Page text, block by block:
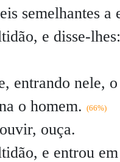
semelhantes a
e disse-lhes:
entrando nele,
o homem.
(66%)
ouça.
e entrou